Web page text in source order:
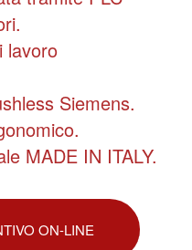
lavoro
Siemens.
MADE IN ITALY.
ON-LINE